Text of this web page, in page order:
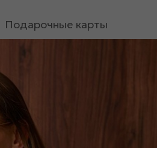
Подарочные карты